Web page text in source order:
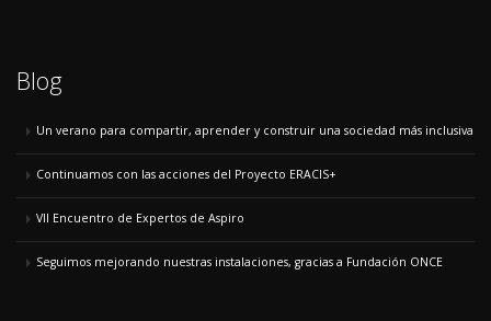
Blog
Un verano para compartir, aprender y construir una sociedad más inclusiva
Continuamos con las acciones del Proyecto ERACIS+
VII Encuentro de Expertos de Aspiro
Seguimos mejorando nuestras instalaciones, gracias a Fundación ONCE